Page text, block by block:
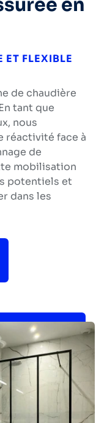
en
FLEXIBLE
de chaudière
tant que
, nous
réactivité face à
de
mobilisation
potentiels et
dans les